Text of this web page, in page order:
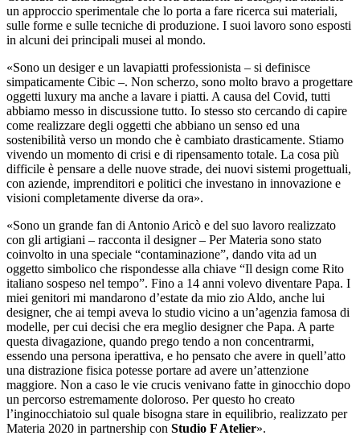
un approccio sperimentale che lo porta a fare ricerca sui materiali,
sulle forme e sulle tecniche di produzione. I suoi lavoro sono esposti
in alcuni dei principali musei al mondo.
«Sono un desiger e un lavapiatti professionista – si definisce
simpaticamente Cibic –. Non scherzo, sono molto bravo a progettare
oggetti luxury ma anche a lavare i piatti. A causa del Covid, tutti
abbiamo messo in discussione tutto. Io stesso sto cercando di capire
come realizzare degli oggetti che abbiano un senso ed una
sostenibilità verso un mondo che è cambiato drasticamente. Stiamo
vivendo un momento di crisi e di ripensamento totale. La cosa più
difficile è pensare a delle nuove strade, dei nuovi sistemi progettuali,
con aziende, imprenditori e politici che investano in innovazione e
visioni completamente diverse da ora».
«Sono un grande fan di Antonio Aricò e del suo lavoro realizzato
con gli artigiani – racconta il designer – Per Materia sono stato
coinvolto in una speciale “contaminazione”, dando vita ad un
oggetto simbolico che rispondesse alla chiave “Il design come Rito
italiano sospeso nel tempo”. Fino a 14 anni volevo diventare Papa. I
miei genitori mi mandarono d’estate da mio zio Aldo, anche lui
designer, che ai tempi aveva lo studio vicino a un’agenzia famosa di
modelle, per cui decisi che era meglio designer che Papa. A parte
questa divagazione, quando prego tendo a non concentrarmi,
essendo una persona iperattiva, e ho pensato che avere in quell’atto
una distrazione fisica potesse portare ad avere un’attenzione
maggiore. Non a caso le vie crucis venivano fatte in ginocchio dopo
un percorso estremamente doloroso. Per questo ho creato
l’inginocchiatoio sul quale bisogna stare in equilibrio, realizzato per
Materia 2020 in partnership con Studio F Atelier».